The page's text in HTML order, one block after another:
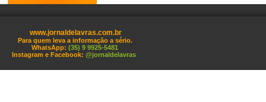
www.jornaldelavras.com.br
Para quem leva a informação a sério.
WhatsApp: (35) 9 9925-5481
Instagram e Facebook: @jornaldelavras